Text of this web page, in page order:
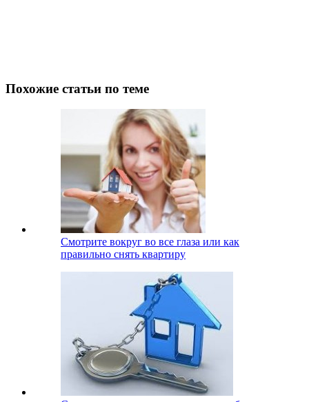
Похожие статьи по теме
Смотрите вокруг во все глаза или как
правильно снять квартиру